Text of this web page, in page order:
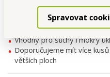
Spravovat
Pro běžný každodenní úklid
Vhodný pro suchý i mokrý
Doporučujeme mít více
větších ploch